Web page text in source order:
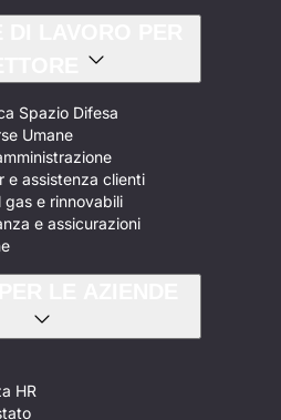
Spazio Difesa
Umane
e assistenza clienti
gas e rinnovabili
e assicurazioni
HR